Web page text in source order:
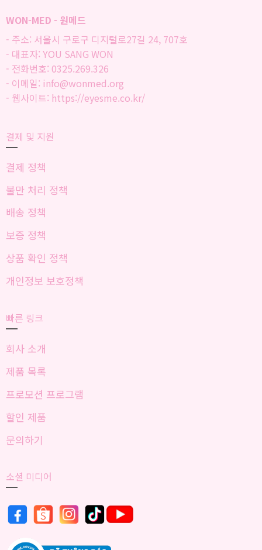
WON-MED - 원메드
- 주소: 서울시 구로구 디지털로27길 24, 707호
- 대표자: YOU SANG WON
- 전화번호: 0325.269.326
- 이메일: info@wonmed.org
- 웹사이트: https://eyesme.co.kr/
결제 및 지원
결제 정책
불만 처리 정책
배송 정책
보증 정책
상품 확인 정책
개인정보 보호정책
빠른 링크
회사 소개
제품 목록
프로모션 프로그램
할인 제품
문의하기
소셜 미디어